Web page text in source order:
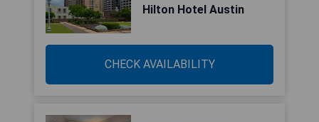
Hilton Hotel Austin
CHECK AVAILABILITY